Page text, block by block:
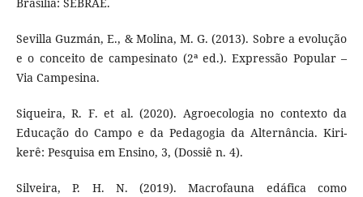
Sevilla Guzmán, E., & Molina, M. G. (2013). Sobre a evolução
e o conceito de campesinato (2ª ed.). Expressão Popular –
Via Campesina.
Siqueira, R. F. et al. (2020). Agroecologia no contexto da
Educação do Campo e da Pedagogia da Alternância. Kiri-
kerê: Pesquisa em Ensino, 3, (Dossiê n. 4).
Silveira, P. H. N. (2019). Macrofauna edáfica como